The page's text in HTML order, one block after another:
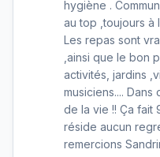
hygiène .
au top ,toujours à
Les repas sont
,ainsi que le bon
activités, jardins
musiciens....
de la vie !! Ça fait
réside aucun
remercions